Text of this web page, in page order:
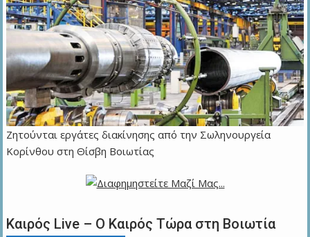
Ζητούνται εργάτες διακίνησης από την Σωληνουργεία
Κορίνθου στη Θίσβη Βοιωτίας
Καιρός Live – Ο Καιρός Τώρα στη Βοιωτία